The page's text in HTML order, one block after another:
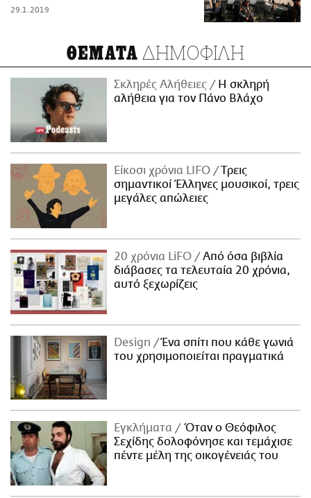
29.1.2019
ΘΕΜΑΤΑ ΔΗΜΟΦΙΛΗ
Σκληρές Αλήθειες
H σκληρή
αλήθεια για τον Πάνο Βλάχο
Είκοσι χρόνια LIFO
Tρεις
σημαντικοί Έλληνες μουσικοί, τρεις
μεγάλες απώλειες
20 χρόνια LiFO
Από όσα βιβλία
διάβασες τα τελευταία 20 χρόνια,
αυτό ξεχωρίζεις
Design
Ένα σπίτι που κάθε γωνιά
του χρησιμοποιείται πραγματικά
Εγκλήματα
Όταν ο Θεόφιλος
Σεχίδης δολοφόνησε και τεμάχισε
πέντε μέλη της οικογένειάς του